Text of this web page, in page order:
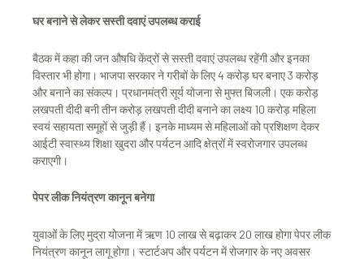
घर बनाने से लेकर सस्ती दवाएं उपलब्ध कराई
बैठक में कहा की जन औषधि केंद्रों से सस्ती दवाएं उपलब्ध रहेंगी और इनका
विस्तार भी होगा। भाजपा सरकार ने गरीबों के लिए 4 करोड़ घर बनाए 3 करोड़
और बनाने का संकल्प। प्रधानमंत्री सूर्य योजना से मुफ्त बिजली। एक करोड़
लखपती दीदी बनी तीन करोड़ लखपती दीदी बनाने का लक्ष्य 10 करोड़ महिला
स्वयं सहायता समूहों से जुड़ी हैं। इनके माध्यम से महिलाओं को प्रशिक्षण देकर
आईटी स्वास्थ्य शिक्षा खुदरा और पर्यटन आदि क्षेत्रों में स्वरोजगार उपलब्ध
कराएगी।
पेपर लीक नियंत्रण कानून बनेगा
युवाओं के लिए मुद्रा योजना में ऋण 10 लाख से बढ़ाकर 20 लाख होगा पेपर लीक
नियंत्रण कानून लागू होगा। स्टार्टअप और पर्यटन में रोजगार के नए अवसर